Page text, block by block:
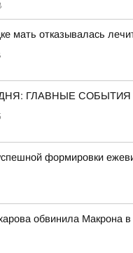
мать отказывалась
ГЛАВНЫЕ СОБЫТИЯ
формировки
обвинила Макрона в